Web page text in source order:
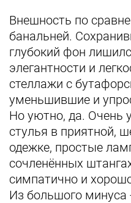
Внешность по
банальней.
глубокий фон
элегантности и
стеллажи с
уменьшившие и
Но уютно, да. Очень
стулья в приятной,
одежке, простые
сочленённых
симпатично и
Из большого минуса